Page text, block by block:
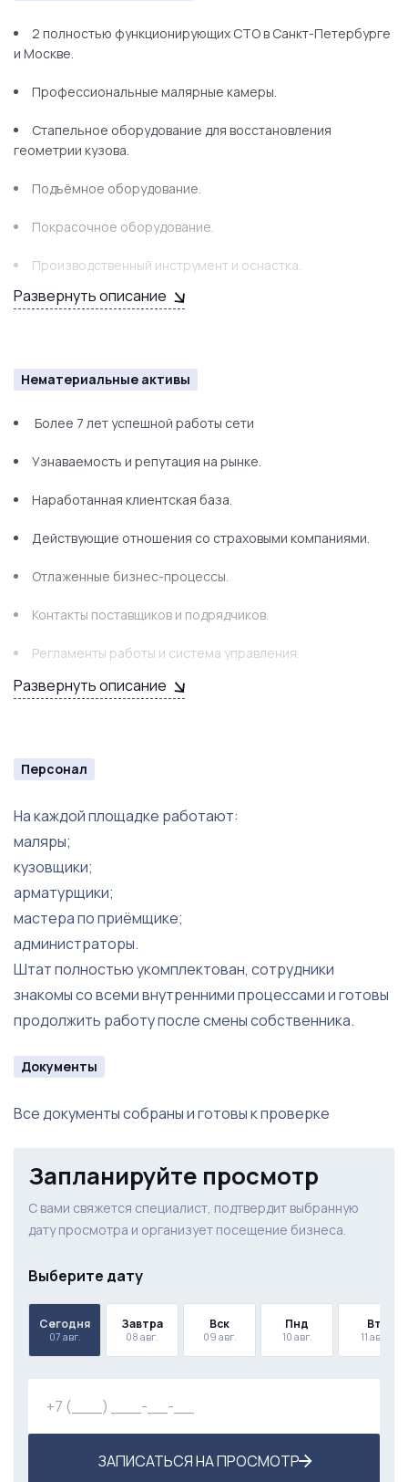
2 полностью функционирующих СТО в Санкт-Петербурге
и Москве.
Профессиональные малярные камеры.
Стапельное оборудование для восстановления
геометрии кузова.
Подъёмное оборудование.
Покрасочное оборудование.
Производственный инструмент и оснастка.
Оборудованные клиентские зоны.
Складское оборудование.
Запасы расходных материалов и комплектующих.
Развернуть описание
Нематериальные активы
Более 7 лет успешной работы сети
Узнаваемость и репутация на рынке.
Наработанная клиентская база.
Действующие отношения со страховыми компаниями.
Отлаженные бизнес-процессы.
Контакты поставщиков и подрядчиков.
Регламенты работы и система управления.
Передача всех технологий ведения бизнеса.
Развернуть описание
Персонал
На каждой площадке работают:
маляры;
кузовщики;
арматурщики;
мастера по приёмщике;
администраторы.
Штат полностью укомплектован, сотрудники
знакомы со всеми внутренними процессами и готовы
продолжить работу после смены собственника.
Документы
Все документы собраны и готовы к проверке
Запланируйте просмотр
С вами свяжется специалист, подтвердит выбранную
дату просмотра и организует посещение бизнеса.
Выберите дату
Сегодня
07 авг.
Завтра
08 авг.
Вск
09 авг.
Пнд
10 авг.
Вт
11 авг.
ЗАПИСАТЬСЯ НА ПРОСМОТР